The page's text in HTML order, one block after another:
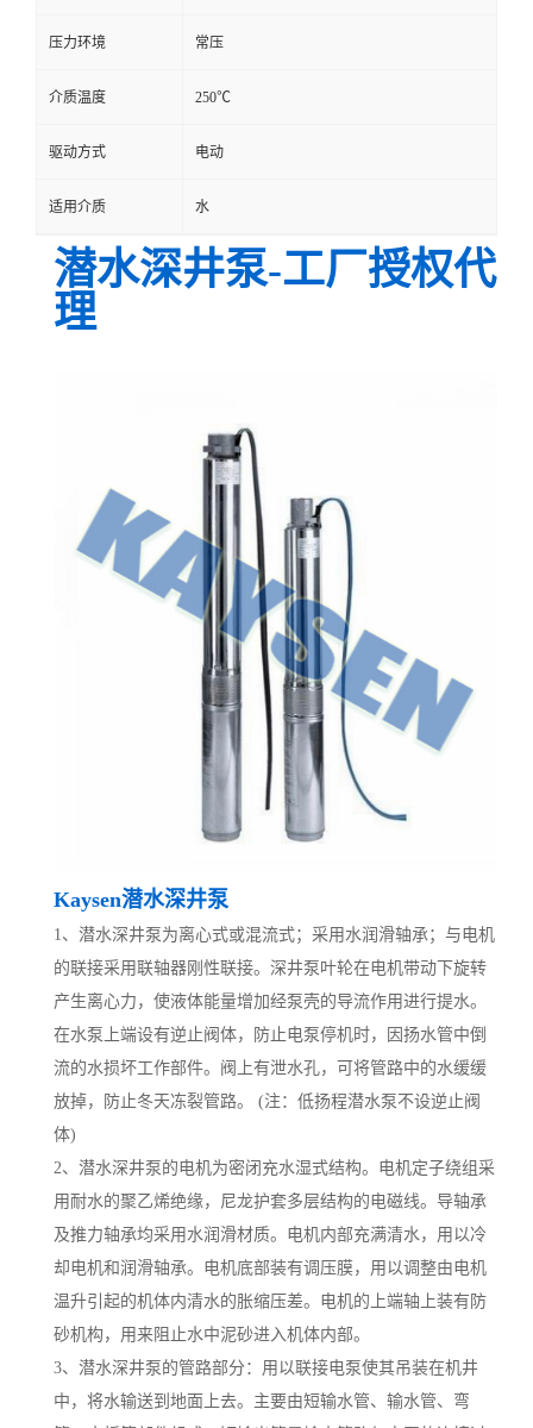
压力环境 常压
介质温度 250℃
驱动方式 电动
适用介质 水
潜水深井泵-工厂授权代
理
Kaysen潜水深井泵
1、潜水深井泵为离心式或混流式；采用水润滑轴承；与电机
的联接采用联轴器刚性联接。深井泵叶轮在电机带动下旋转
产生离心力，使液体能量增加经泵壳的导流作用进行提水。
在水泵上端设有逆止阀体，防止电泵停机时，因扬水管中倒
流的水损坏工作部件。阀上有泄水孔，可将管路中的水缓缓
放掉，防止冬天冻裂管路。 (注：低扬程潜水泵不设逆止阀
体)
2、潜水深井泵的电机为密闭充水湿式结构。电机定子绕组采
用耐水的聚乙烯绝缘，尼龙护套多层结构的电磁线。导轴承
及推力轴承均采用水润滑材质。电机内部充满清水，用以冷
却电机和润滑轴承。电机底部装有调压膜，用以调整由电机
温升引起的机体内清水的胀缩压差。电机的上端轴上装有防
砂机构，用来阻止水中泥砂进入机体内部。
3、潜水深井泵的管路部分：用以联接电泵使其吊装在机井
中，将水输送到地面上去。主要由短输水管、输水管、弯